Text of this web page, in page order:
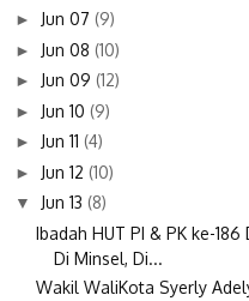
► Jun 07 (9)
► Jun 08 (10)
► Jun 09 (12)
► Jun 10 (9)
► Jun 11 (4)
► Jun 12 (10)
▼ Jun 13 (8)
Ibadah HUT PI & PK ke-186
Di Minsel, Di...
Wakil WaliKota Syerly